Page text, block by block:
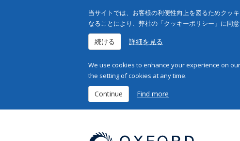
当サイトでは、お客様の利便性向上を図るためクッ
なることにより、弊社の「クッキーポリシー」に同
続ける 詳細を見る
We use cookies to enhance your experience on
the setting of cookies at any time.
Continue Find more